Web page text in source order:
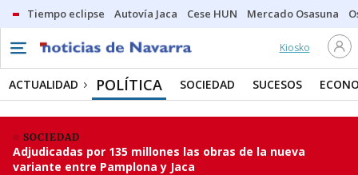
Tiempo eclipse Autovía Jaca Cese HUN Mercado Osasuna
Kiosko
ACTUALIDAD POLÍTICA SOCIEDAD SUCESOS
SOCIEDAD
Adjudicadas por 135 millones las obras de la nueva
variante entre Pamplona y Jaca